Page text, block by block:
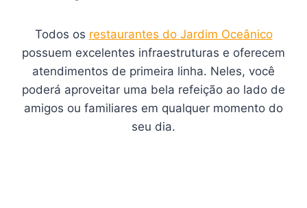
Todos os restaurantes do Jardim Oceânico
possuem excelentes infraestruturas e oferecem
atendimentos de primeira linha. Neles, você
poderá aproveitar uma bela refeição ao lado de
amigos ou familiares em qualquer momento do
seu dia.